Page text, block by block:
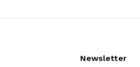
Newsletter